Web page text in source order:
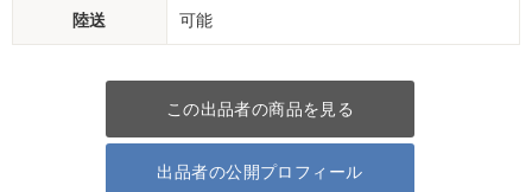
陸送 可能
この出品者の商品を見る
出品者の公開プロフィール